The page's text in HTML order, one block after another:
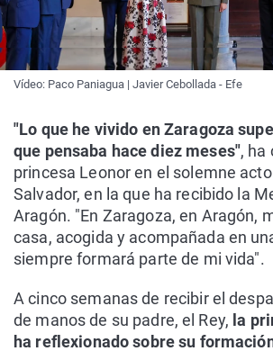
Vídeo: Paco Paniagua | Javier Cebollada - Efe
"Lo que he vivido en Zaragoza
que pensaba hace diez meses", ha
princesa Leonor en el solemne acto
Salvador, en la que ha recibido la
Aragón. "En Zaragoza, en Aragón,
casa, acogida y acompañada en
siempre formará parte de mi vida".
A cinco semanas de recibir el
de manos de su padre, el Rey, la
ha reflexionado sobre su